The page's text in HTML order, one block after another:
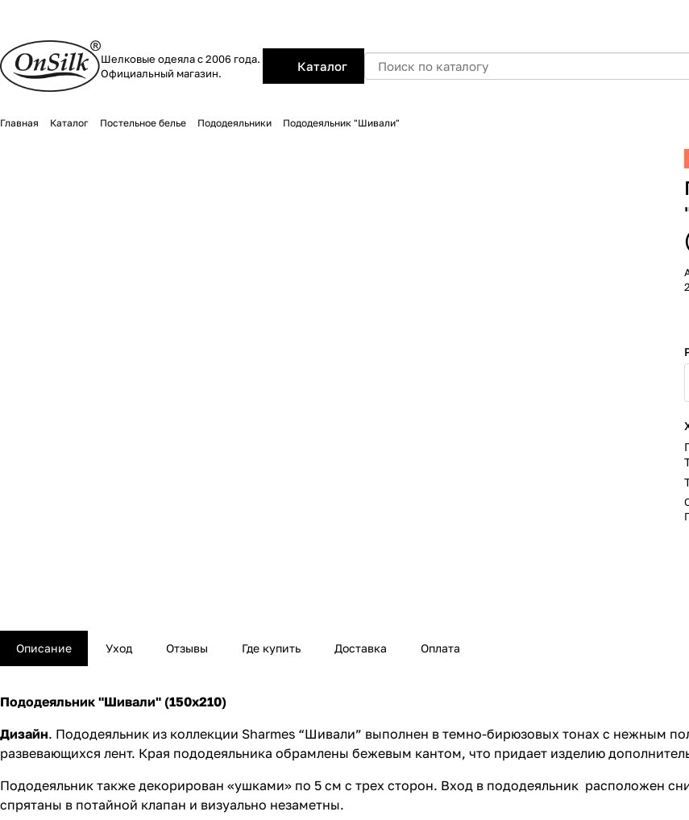
Шелковые одеяла с 2006 года.
Официальный магазин.
Каталог
Главная Каталог Постельное белье Пододеяльники Пододеяльник "Шивали"
Описание Уход Отзывы Где купить Доставка Оплата
Пододеяльник "Шивали" (150х210)
Дизайн. Пододеяльник из коллекции Sharmes “Шивали” выполнен в темно-бирюзовых тонах с нежным
развевающихся лент. Края пододеяльника обрамлены бежевым кантом, что придает изделию
Пододеяльник также декорирован «ушками» по 5 см с трех сторон. Вход в пододеяльник расположен
спрятаны в потайной клапан и визуально незаметны.